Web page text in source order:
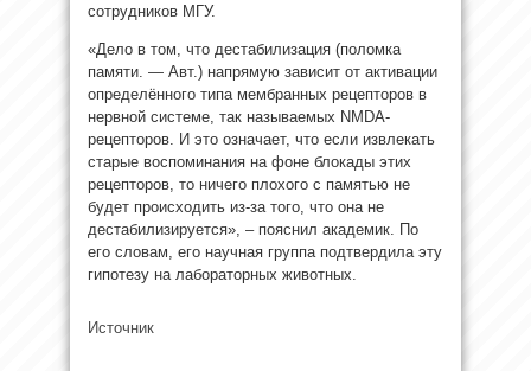
сотрудников МГУ.
«Дело в том, что дестабилизация (поломка
памяти. — Авт.) напрямую зависит от активации
определённого типа мембранных рецепторов в
нервной системе, так называемых NMDA-
рецепторов. И это означает, что если извлекать
старые воспоминания на фоне блокады этих
рецепторов, то ничего плохого с памятью не
будет происходить из-за того, что она не
дестабилизируется», – пояснил академик. По
его словам, его научная группа подтвердила эту
гипотезу на лабораторных животных.
Источник